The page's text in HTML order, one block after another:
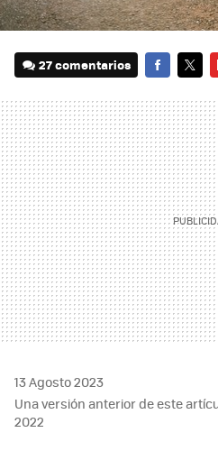
27 comentarios
13 Agosto 2023
Una versión anterior de este
2022